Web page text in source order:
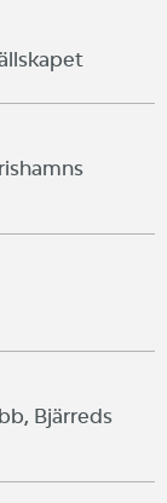
Bjärreds